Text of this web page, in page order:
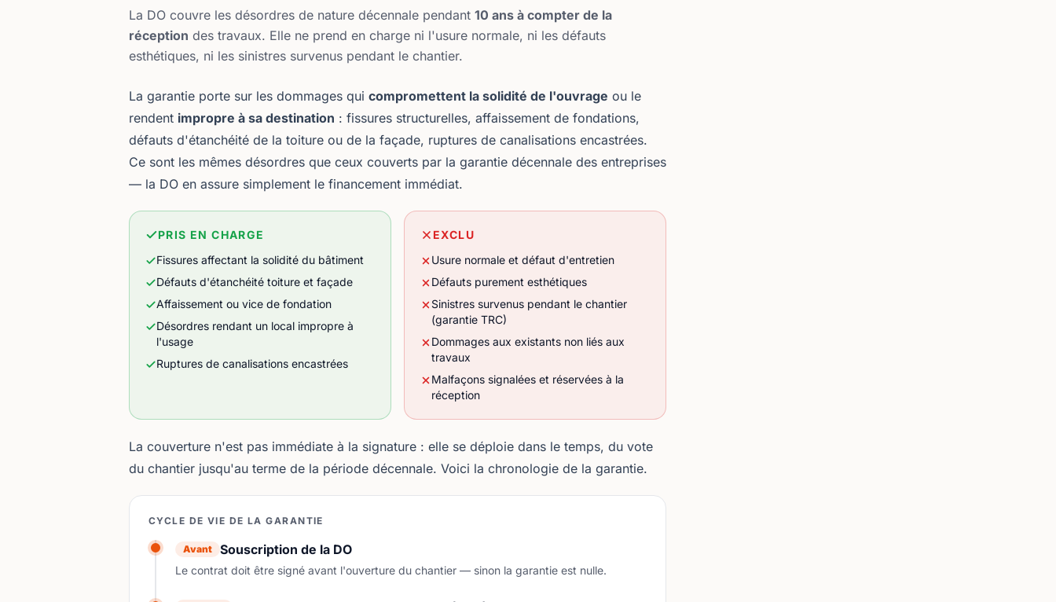
La DO couvre les désordres de nature décennale pendant 10 ans à compter de la
réception des travaux. Elle ne prend en charge ni l'usure normale, ni les défauts
esthétiques, ni les sinistres survenus pendant le chantier.
La garantie porte sur les dommages qui compromettent la solidité de l'ouvrage ou le
rendent impropre à sa destination : fissures structurelles, affaissement de fondations,
défauts d'étanchéité de la toiture ou de la façade, ruptures de canalisations encastrées.
Ce sont les mêmes désordres que ceux couverts par la garantie décennale des entreprises
— la DO en assure simplement le financement immédiat.
PRIS EN CHARGE
Fissures affectant la solidité du bâtiment
Défauts d'étanchéité toiture et façade
Affaissement ou vice de fondation
Désordres rendant un local impropre à
l'usage
Ruptures de canalisations encastrées
EXCLU
Usure normale et défaut d'entretien
Défauts purement esthétiques
Sinistres survenus pendant le chantier
(garantie TRC)
Dommages aux existants non liés aux
travaux
Malfaçons signalées et réservées à la
réception
La couverture n'est pas immédiate à la signature : elle se déploie dans le temps, du vote
du chantier jusqu'au terme de la période décennale. Voici la chronologie de la garantie.
CYCLE DE VIE DE LA GARANTIE
Avant Souscription de la DO
Le contrat doit être signé avant l'ouverture du chantier — sinon la garantie est nulle.